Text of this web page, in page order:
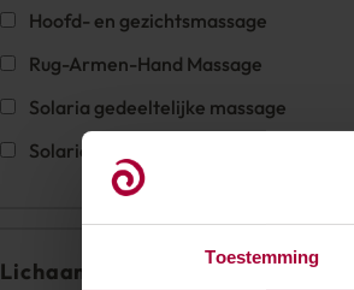
Toestemming
Hoofd- en gezichtsmassage
Rug-Armen-Hand Massage
Solaria gedeeltelijke massage
Solaria Massage hele lichaam
Lichaamsbehandelingen